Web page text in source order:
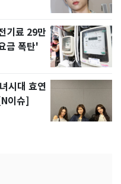
기료 29만
금 폭탄'
시대 효연
이슈]